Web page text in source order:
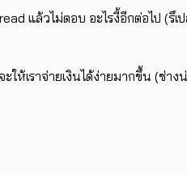
แล้วไม่ตอบ อะไรงี้อีกต่อไป (รึเป
ห้เราจ่ายเงินได้ง่ายมากขึ้น (ช่า